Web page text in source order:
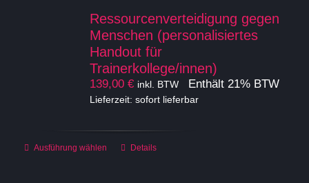
Optionen
können
auf
der
Produktseite
gewählt
Ressourcenverteidigung gegen
Menschen (personalisiertes
Handout für
Trainerkollege/innen)
139,00 € inkl. BTW Enthält 21% BTW
Lieferzeit: sofort lieferbar
Ausführung wählen
Dieses
Details